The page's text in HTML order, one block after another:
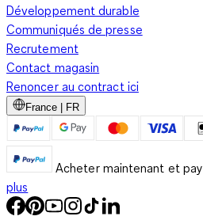
Développement durable
Communiqués de presse
Recrutement
Contact magasin
Renoncer au contract ici
France | FR
Acheter maintenant et
plus